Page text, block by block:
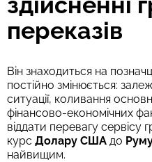
переказів
Він знаходиться на
постійно змінюється:
ситуації, коливання
фінансово-економічних
віддати перевагу сервісу
курс Долару США до
найвищим.